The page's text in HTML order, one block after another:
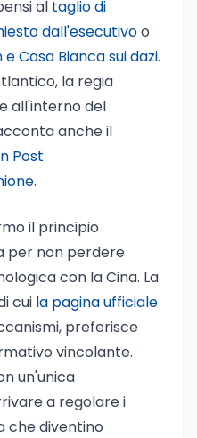
al taglio di
dall'esecutivoo
Casa Bianca sui dazi.
la regia
all'interno del
anche il
Post
.
il principio
per non perdere
con la Cina. La
cui la pagina ufficiale
preferisce
vincolante.
un'unica
a regolare i
che diventino